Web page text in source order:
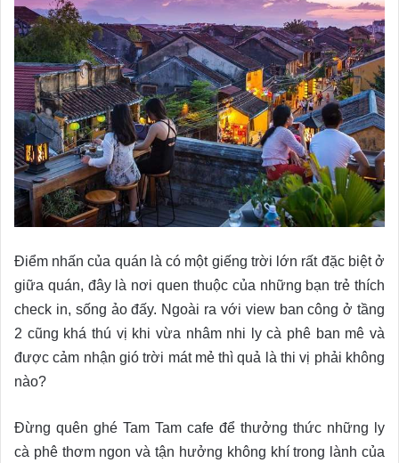
Điểm nhấn của quán là có một giếng trời lớn rất đặc biệt ở
giữa quán, đây là nơi quen thuộc của những bạn trẻ thích
check in, sống ảo đấy. Ngoài ra với view ban công ở tầng
2 cũng khá thú vị khi vừa nhâm nhi ly cà phê ban mê và
được cảm nhận gió trời mát mẻ thì quả là thi vị phải không
nào?
Đừng quên ghé Tam Tam cafe để thưởng thức những ly
cà phê thơm ngon và tận hưởng không khí trong lành của